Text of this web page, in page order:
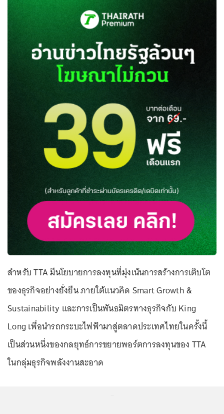
สำหรับ TTA มีนโยบายการลงทุนที่มุ่งเน้นการสร้างการเติบโต
ของธุรกิจอย่างยั่งยืน ภายใต้แนวคิด Smart Growth &
Sustainability และการเป็นพันธมิตรทางธุรกิจกับ King
Long เพื่อนำรถกระบะไฟฟ้ามาสู่ตลาดประเทศไทยในครั้งนี้
เป็นส่วนหนึ่งของกลยุทธ์การขยายพอร์ตการลงทุนของ TTA
ในกลุ่มธุรกิจพลังงานสะอาด